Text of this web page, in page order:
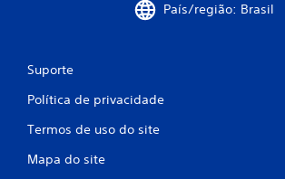
País/região: Brasil
Suporte
Política de privacidade
Termos de uso do site
Mapa do site